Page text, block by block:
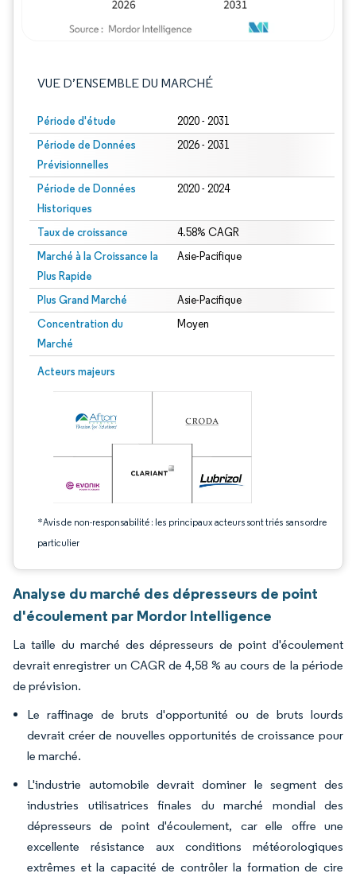
VUE D’ENSEMBLE DU MARCHÉ
Période d'étude 2020 - 2031
Période de Données
Prévisionnelles
2026 - 2031
Période de Données
Historiques
2020 - 2024
Taux de croissance 4.58% CAGR
Marché à la Croissance la
Plus Rapide
Asie-Pacifique
Plus Grand Marché Asie-Pacifique
Concentration du
Marché
Moyen
Acteurs majeurs
*Avis de non-responsabilité : les principaux acteurs sont triés sans ordre
particulier
Image © Mordor Intelligence. La réutilisation nécessite une attribution sous CC
Analyse du marché des dépresseurs de point
d'écoulement par Mordor Intelligence
La taille du marché des dépresseurs de point d'écoulement
devrait enregistrer un CAGR de 4,58 % au cours de la période
de prévision.
Le raffinage de bruts d'opportunité ou de bruts lourds
devrait créer de nouvelles opportunités de croissance pour
le marché.
L'industrie automobile devrait dominer le segment des
industries utilisatrices finales du marché mondial des
dépresseurs de point d'écoulement, car elle offre une
excellente résistance aux conditions météorologiques
extrêmes et la capacité de contrôler la formation de cire